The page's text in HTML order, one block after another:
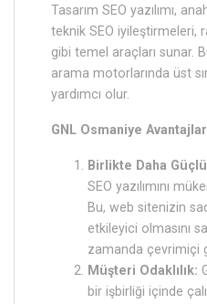
Tasarım SEO yazılımı,
teknik SEO iyileştirmeleri,
gibi temel araçları sunar.
arama motorlarında üst
yardımcı olur.
GNL Osmaniye
Birlikte Daha
SEO yazılımını
Bu, web sitenizin
etkileyici olmasını
zamanda çevrimiçi
Müşteri Odaklılık:
bir işbirliği içinde